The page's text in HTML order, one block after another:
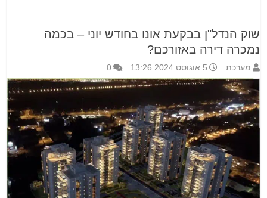
שוק הנדל"ן בבקעת אונו בחודש יוני – בכמה
נמכרה דירה באזורכם?
מערכת 5 אוגוסט 2024 13:26 0